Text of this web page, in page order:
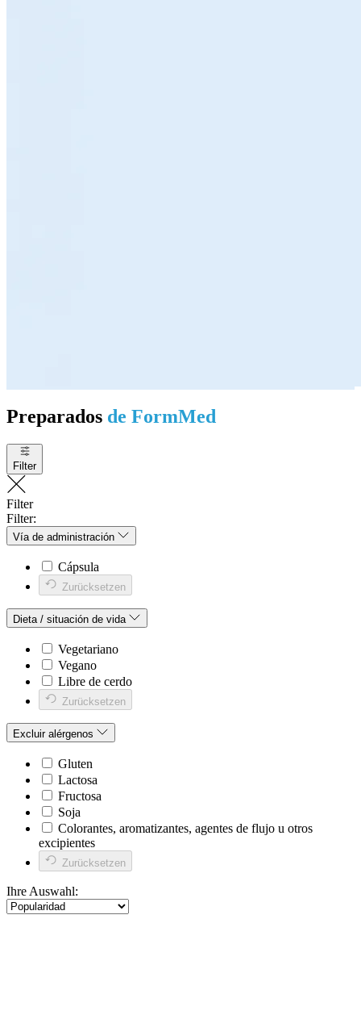
Preparados de FormMed
Filter
Filter
Filter:
Vía de administración
Cápsula
Zurücksetzen
Dieta / situación de vida
Vegetariano
Vegano
Libre de cerdo
Zurücksetzen
Excluir alérgenos
Gluten
Lactosa
Fructosa
Soja
Colorantes, aromatizantes, agentes de flujo u otros
excipientes
Zurücksetzen
Ihre Auswahl: